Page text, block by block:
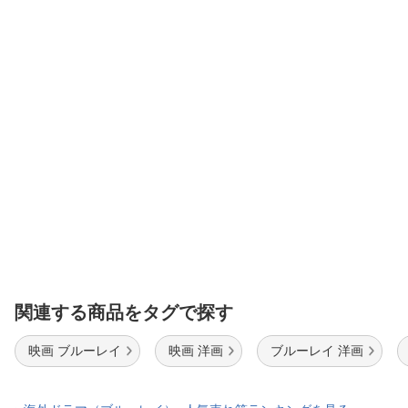
関連する商品をタグで探す
映画 ブルーレイ 映画 洋画 ブルーレイ 洋画